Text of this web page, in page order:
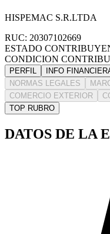
HISPEMAC S.R.LTDA
RUC: 20307102669
ESTADO
CONDICION
PERFIL INFO
NORMAS LEGALES
COMERCIO EXTERIOR
TOP RUBRO
DATOS DE LA